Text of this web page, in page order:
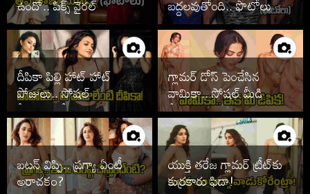
ఉందో.. పిక్స్ వైరల్ బద్దలవుతోంది.. ఫొటోలు
వైరల్
దీపికా పిల్లి హాట్ హాట్
పోజులు.. సోషల్
మీడియాలో సెగలు
గ్లామర్ డోస్ పెంచేసిన
వామికా.. సోషల్ మీడియా
షేక్!
బటన్ విప్పి.. ప్రగ్యా ఏంటీ
అరాచకం?
యుక్తి తరేజ గ్లామర్ ట్రీట్‌కు
కుర్రకారు ఫిదా!